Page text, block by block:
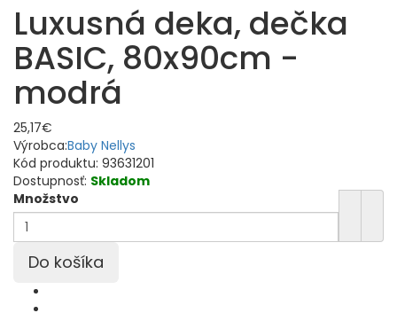
Luxusná deka, dečka
BASIC, 80x90cm -
modrá
25,17€
Výrobca:Baby Nellys
Kód produktu: 93631201
Dostupnosť: Skladom
Množstvo